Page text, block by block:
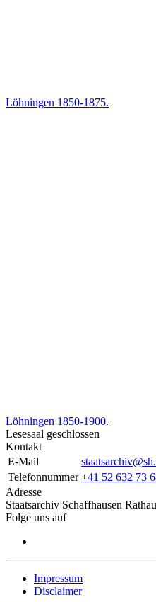
Löhningen 1850-1875.
Löhningen 1850-1900.
Lesesaal geschlossen
Kontakt
E-Mail
Telefonnummer +41 52 632 73
Adresse
Staatsarchiv Schaffhausen
Folge uns auf
Impressum
Disclaimer